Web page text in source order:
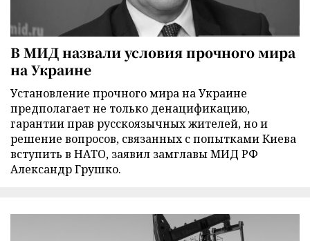
В МИД назвали условия прочного мира
на Украине
Установление прочного мира на Украине
предполагает не только денацификацию,
гарантии прав русскоязычных жителей, но и
решение вопросов, связанных с попытками Киева
вступить в НАТО, заявил замглавы МИД РФ
Александр Грушко.